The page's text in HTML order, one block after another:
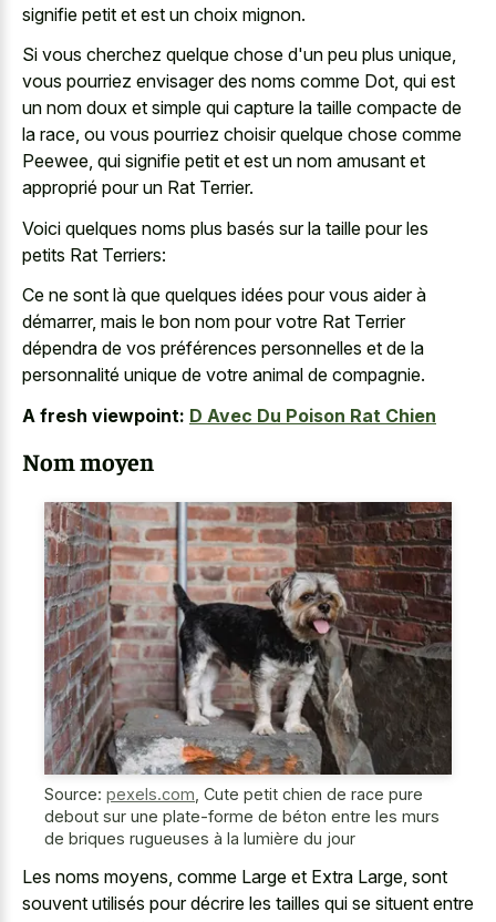
signifie petit et est un choix mignon.
Si vous cherchez quelque chose d'un peu plus unique,
vous pourriez envisager des noms comme Dot, qui est
un nom doux et simple qui capture la taille compacte de
la race, ou vous pourriez choisir quelque chose comme
Peewee, qui signifie petit et est un nom amusant et
approprié pour un Rat Terrier.
Voici quelques noms plus basés sur la taille pour les
petits Rat Terriers:
Ce ne sont là que quelques idées pour vous aider à
démarrer, mais le bon nom pour votre Rat Terrier
dépendra de vos préférences personnelles et de la
personnalité unique de votre animal de compagnie.
A fresh viewpoint: D Avec Du Poison Rat Chien
Nom moyen
Source: pexels.com Cute petit chien de race pure
debout sur une plate-forme de béton entre les murs
de briques rugueuses à la lumière du jour
Les noms moyens, comme Large et Extra Large, sont
souvent utilisés pour décrire les tailles qui se situent entre